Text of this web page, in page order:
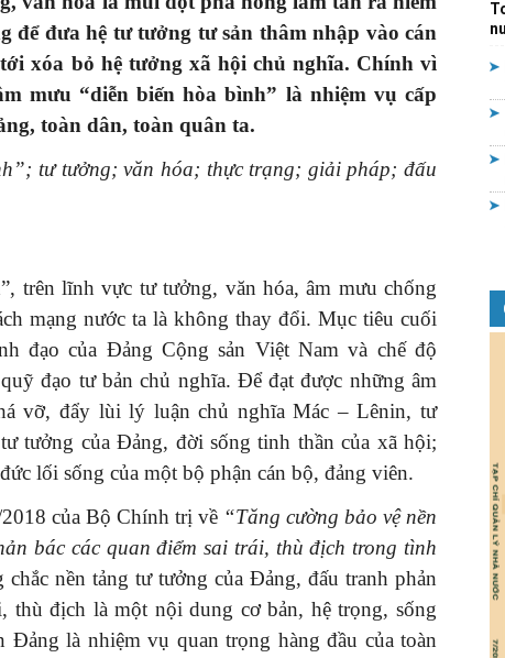
lý
nước
để đưa hệ tư tưởng tư sản thâm nhập vào cán
xóa bỏ hệ tưởng xã hội chủ nghĩa. Chính vì
mưu “diễn biến hòa bình” là nhiệm vụ cấp
toàn dân, toàn quân ta.
tư tưởng; văn hóa; thực trạng; giải pháp; đấu
trên lĩnh vực tư tưởng, văn hóa, âm mưu chống
mạng nước ta là không thay đổi. Mục tiêu cuối
đạo của Đảng Cộng sản Việt Nam và chế độ
đạo tư bản chủ nghĩa. Để đạt được những âm
vỡ, đẩy lùi lý luận chủ nghĩa Mác – Lênin, tư
tưởng của Đảng, đời sống tinh thần của xã hội;
lối sống của một bộ phận cán bộ, đảng viên.
của Bộ Chính trị về “Tăng cường bảo vệ nền
bác các quan điểm sai trái, thù địch trong tình
nền tảng tư tưởng của Đảng, đấu tranh phản
thù địch là một nội dung cơ bản, hệ trọng, sống
là nhiệm vụ quan trọng hàng đầu của toàn